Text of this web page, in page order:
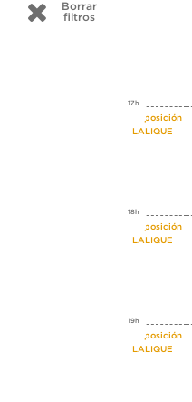
Borrar
filtros
17h
Exposición
LALIQUE
18h
Exposición
LALIQUE
19h
Exposición
LALIQUE